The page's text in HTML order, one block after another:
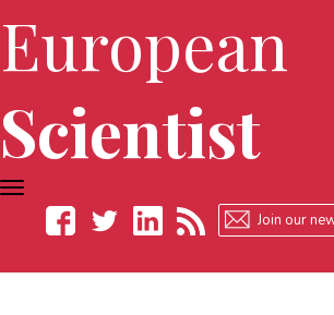
European
Scientist
TOGGLE
NAVIGATION